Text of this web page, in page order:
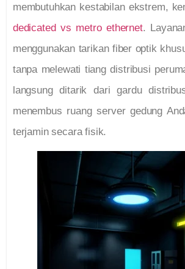
membutuhkan kestabilan ekstrem,
dedicated vs metro ethernet.
menggunakan tarikan fiber optik
tanpa melewati tiang distribusi
langsung ditarik dari gardu
menembus ruang server gedung
terjamin secara fisik.